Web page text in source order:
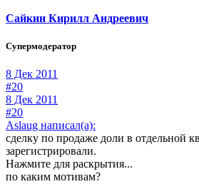
Сайкин Кирилл Андреевич
Супермодератор
8 Дек 2011
#20
8 Дек 2011
#20
Aslaug написал(а):
сделку по продаже доли в отдельной
зарегистрировали.
Нажмите для раскрытия...
по каким мотивам?